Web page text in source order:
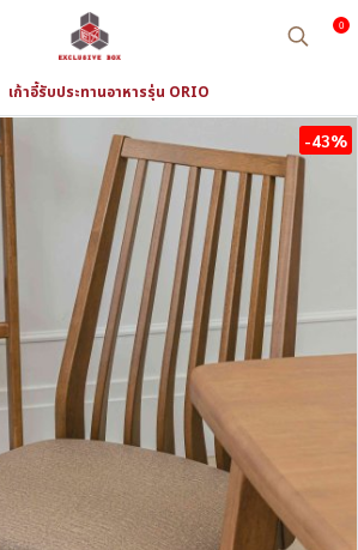
0
เก้าอี้รับประทานอาหารรุ่น ORIO
-43%